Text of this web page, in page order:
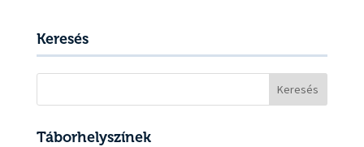
Keresés
Táborhelyszínek